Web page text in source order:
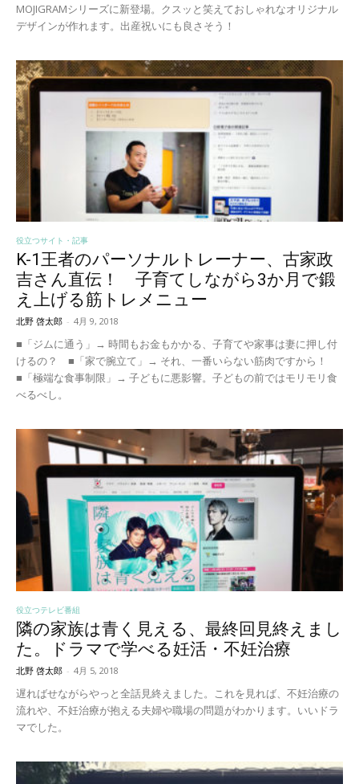
MOJIGRAMシリーズに新登場。クスッと笑えておしゃれなオリジナル
デザインが作れます。出産祝いにも良さそう！
役立つサイト・記事
K-1王者のパーソナルトレーナー、古家政
吉さん直伝！ 子育てしながら3か月で鍛
え上げる筋トレメニュー
北野 啓太郎 - 4月 9, 2018
■「ジムに通う」→ 時間もお金もかかる、子育てや家事は妻に押し付
けるの？ ■「家で腕立て」→ それ、一番いらない筋肉ですから！
■「極端な食事制限」→ 子どもに悪影響。子どもの前ではモリモリ食
べるべし。
役立つテレビ番組
隣の家族は青く見える、最終回見終えまし
た。ドラマで学べる妊活・不妊治療
北野 啓太郎 - 4月 5, 2018
遅ればせながらやっと全話見終えました。これを見れば、不妊治療の
流れや、不妊治療が抱える夫婦や職場の問題がわかります。いいドラ
マでした。